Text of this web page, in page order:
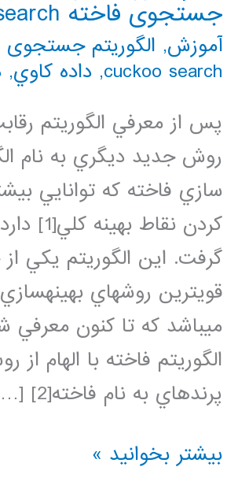
جستجوی فاخته cuckoo search
آموزش, الگوریتم جستجوی
cuckoo search
, داده كاوي,
پس از معرفي الگوريتم
روش جديد ديگري به نام
سازي فاخته كه توانايي
كردن نقاط
گرفت. اين الگوريتم يكي
قويترين روشهاي
ميباشد كه تا كنون
الگوريتم فاخته با الهام از
پرندهاي به نام فاخته[2] […]
فیلم
بیشتر بخوانید »